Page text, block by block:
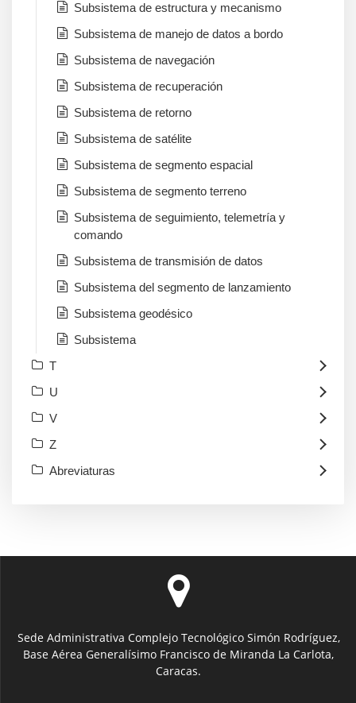
Subsistema de estructura y mecanismo
Subsistema de manejo de datos a bordo
Subsistema de navegación
Subsistema de recuperación
Subsistema de retorno
Subsistema de satélite
Subsistema de segmento espacial
Subsistema de segmento terreno
Subsistema de seguimiento, telemetría y
comando
Subsistema de transmisión de datos
Subsistema del segmento de lanzamiento
Subsistema geodésico
Subsistema
T
U
V
Z
Abreviaturas
Sede Administrativa Complejo Tecnológico Simón Rodríguez,
Base Aérea Generalísimo Francisco de Miranda La Carlota,
Caracas.